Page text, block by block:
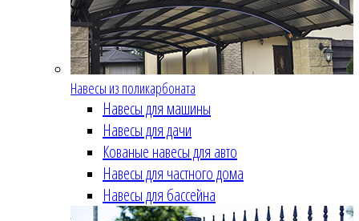
Навесы из поликарбоната
Навесы для машины
Навесы для дачи
Кованые навесы для авто
Навесы для частного дома
Навесы для бассейна